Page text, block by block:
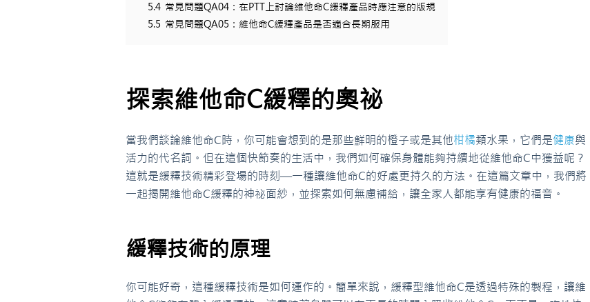
5.4 常見問題QA04：在PTT上討論維他命C緩釋產品時應注意的版規
5.5 常見問題QA05：維他命C緩釋產品是否適合長期服用
探索維他命C緩釋的奧祕
當我們談論維他命C時，你可能會想到的是那些鮮明的橙子或是其他柑橘類水果，它們是健康與
活力的代名詞。但在這個快節奏的生活中，我們如何確保身體能夠持續地從維他命C中獲益呢？
這就是緩釋技術精彩登場的時刻—一種讓維他命C的好處更持久的方法。在這篇文章中，我們將
一起揭開維他命C緩釋的神祕面紗，並探索如何無慮補給，讓全家人都能享有健康的福音。
緩釋技術的原理
你可能好奇，這種緩釋技術是如何運作的。簡單來說，緩釋型維他命C是透過特殊的製程，讓維